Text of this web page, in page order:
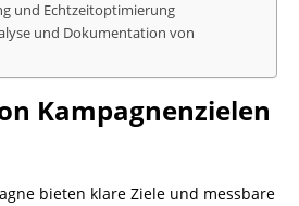
und Echtzeitoptimierung
und Dokumentation von
Kampagnenzielen
bieten klare Ziele und messbare